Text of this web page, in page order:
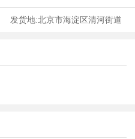
发货地:北京市海淀区清河街道